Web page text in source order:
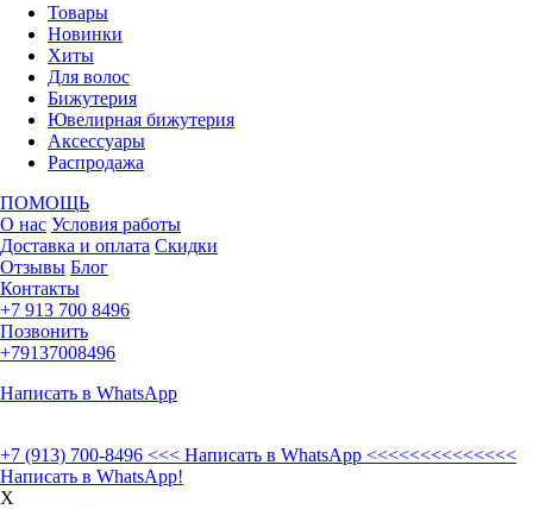
Товары
Новинки
Хиты
Для волос
Бижутерия
Ювелирная бижутерия
Аксессуары
Распродажа
ПОМОЩЬ
О нас Условия работы
Доставка и оплата Скидки
Отзывы Блог
Контакты
+7 913 700 8496
Позвонить
+79137008496
Написать в WhatsApp
+7 (913) 700-8496 <<< Написать в WhatsApp <<<<<<<<<<<<<<
Написать в WhatsApp!
X